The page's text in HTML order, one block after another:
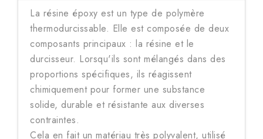
La résine époxy est un type de polymère
thermodurcissable. Elle est composée de deux
composants principaux : la résine et le
durcisseur. Lorsqu'ils sont mélangés dans des
proportions spécifiques, ils réagissent
chimiquement pour former une substance
solide, durable et résistante aux diverses
contraintes.
Cela en fait un matériau très polyvalent, utilisé